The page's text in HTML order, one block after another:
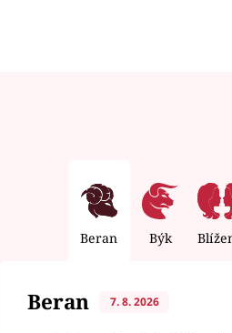
Beran Býk
Beran 7. 8. 2026